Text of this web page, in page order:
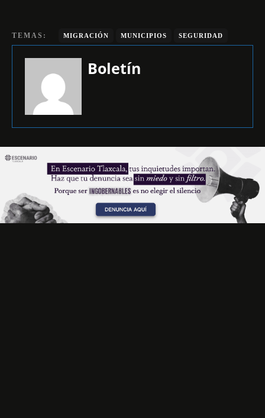
TEMAS: MIGRACIÓN MUNICIPIOS SEGURIDAD
Boletín